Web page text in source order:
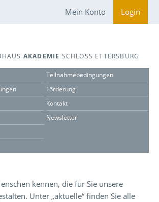
Mein Konto Login
AKADEMIE SCHLOSS ETTERSBURG
Teilnahmebedingungen
Förderung
Kontakt
Newsletter
kennen, die für Sie unsere
Unter „aktuelle“ finden Sie alle